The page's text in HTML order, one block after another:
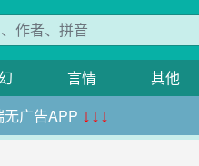
言情 其他
广告APP ↓↓↓